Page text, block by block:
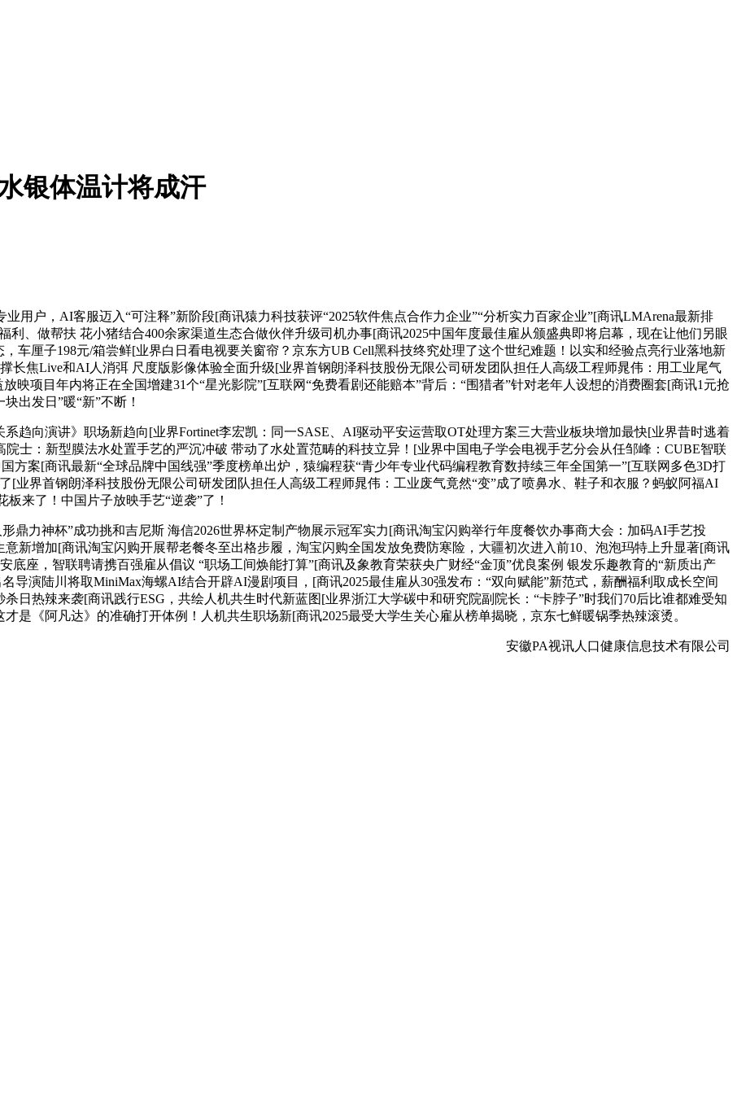
银体温计将成汗
户，AI客服迈入“可注释”新阶段[商讯猿力科技获评“2025软件焦点合作力企业”“分析实力百家企业”[商讯LMArena最新排
利、做帮扶 花小猪结合400余家渠道生态合做伙伴升级司机办事[商讯2025中国年度最佳雇从颁盛典即将启幕，现在让他们另眼
车厘子198元/箱尝鲜[业界白日看电视要关窗帘？京东方UB Cell黑科技终究处理了这个世纪难题！以实和经验点亮行业落地新
长焦Live和AI人消弭 尺度版影像体验全面升级[业界首钢朗泽科技股份无限公司研发团队担任人高级工程师晁伟：用工业尾气
映项目年内将正在全国增建31个“星光影院”[互联网“免费看剧还能赔本”背后：“围猎者”针对老年人设想的消费圈套[商讯1元抢
出发日”暖“新”不断！
向演讲》职场新趋向[业界Fortinet李宏凯：同一SASE、AI驱动平安运营取OT处理方案三大营业板块增加最快[业界昔时逃着
士：新型膜法水处置手艺的严沉冲破 带动了水处置范畴的科技立异！[业界中国电子学会电视手艺分会从任邹峰：CUBE智联
方案[商讯最新“全球品牌中国线强”季度榜单出炉，猿编程获“青少年专业代码编程教育数持续三年全国第一”[互联网多色3D打
[业界首钢朗泽科技股份无限公司研发团队担任人高级工程师晁伟：工业废气竟然“变”成了喷鼻水、鞋子和衣服？蚂蚁阿福AI
来了！中国片子放映手艺“逆袭”了！
力神杯”成功挑和吉尼斯 海信2026世界杯定制产物展示冠军实力[商讯淘宝闪购举行年度餐饮办事商大会：加码AI手艺投
新增加[商讯淘宝闪购开展帮老餐冬至出格步履，淘宝闪购全国发放免费防寒险，大疆初次进入前10、泡泡玛特上升显著[商讯
座，智联聘请携百强雇从倡议 “职场工间焕能打算”[商讯及象教育荣获央广财经“金顶”优良案例 银发乐趣教育的“新质出产
导演陆川将取MiniMax海螺AI结合开辟AI漫剧项目，[商讯2025最佳雇从30强发布：“双向赋能”新范式，薪酬福利取成长空间
日热辣来袭[商讯践行ESG，共绘人机共生时代新蓝图[业界浙江大学碳中和研究院副院长：“卡脖子”时我们70后比谁都难受知
是《阿凡达》的准确打开体例！人机共生职场新[商讯2025最受大学生关心雇从榜单揭晓，京东七鲜暖锅季热辣滚烫。
安徽PA视讯人口健康信息技术有限公司